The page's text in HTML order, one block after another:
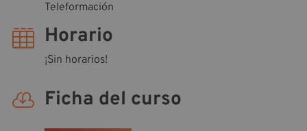
Teleformación
 Horario
¡Sin horarios!
 Ficha del curso